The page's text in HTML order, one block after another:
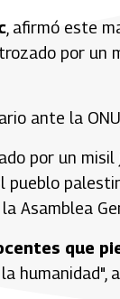
, afirmó este
por un
ante la
por un
pueblo
Asamblea
que
humanidad",